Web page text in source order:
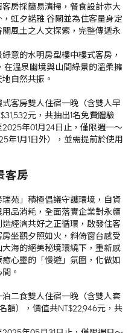
房採簡易清掃，餐食設計亦大
虹夕諾雅 谷關並為住客量身定
風土之人文探索，完整傳遞永
意的水明房型樓中樓式客房，
在溫泉幽境與山間綠景的溫柔擁
自然共振。
客房雙人住宿一晚（含雙人早
元，共抽出1名免費體驗
年01月24日止，僅限週一～
年1月1日外），並需提前於使用
客房
苑」積極倡議守護環境，自資
品消耗，全面落實企業對永續
經濟共好之正循環，啟發住客
坐觀夕照如火，斜倚窗台感受
海的絕美秘境環繞下，重新感
心靈的「慢遊」氛圍，化做如
。
泊二食雙人住宿一晚（含雙人套
額），價值共NT$22,946元，共